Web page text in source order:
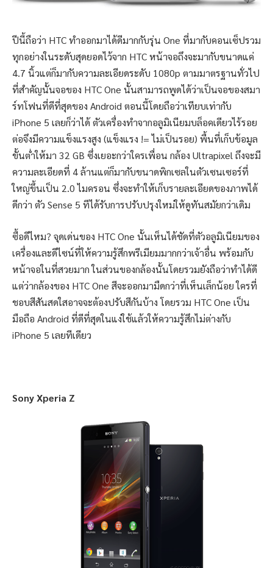
ปีนี้ถือว่า HTC ทำออกมาได้ดีมากกับรุ่น One ที่มากับคอนเซ็ปรวม
ทุกอย่างในระดับสุดยอดไว้จาก HTC หน้าจอถึงจะมากับขนาดแค่
4.7 นิ้วแต่ก็มากับความละเอียดระดับ 1080p ตามมาตรฐานทั่วไป
ที่สำคัญนั้นจอของ HTC One นั้นสามารถพูดได้ว่าเป็นจอของสมา
ร์ทโฟนที่ดีที่สุดของ Android ตอนนี้โดยถือว่าเทียบเท่ากับ
iPhone 5 เลยก็ว่าได้ ตัวเครื่องทำจากอลูมิเนียมบล็อคเดียวไร้รอย
ต่อจึงมีความแข็งแรงสูง (แข็งแรง != ไม่เป็นรอย) พื้นที่เก็บข้อมูล
ขั้นต่ำให้มา 32 GB ซึ่งเยอะกว่าใครเพื่อน กล้อง Ultrapixel ถึงจะมี
ความละเอียดที่ 4 ล้านแต่ก็มากับขนาดพิกเซลในตัวเซนเซอร์ที่
ใหญ่ขึ้นเป็น 2.0 ไมครอน ซึ่งจะทำให้เก็บรายละเอียดของภาพได้
ดีกว่า ตัว Sense 5 ทีได้รับการปรับปรุงใหม่ให้ดูทันสมัยกว่าเดิม
ซื้อดีไหม? จุดเด่นของ HTC One นั้นเห็นได้ชัดที่ตัวอลูมิเนียมของ
เครื่องและดีไซน์ที่ให้ความรู้สึกพรีเมียมมากกว่าเจ้าอื่น พร้อมกับ
หน้าจอในที่สวยมาก ในส่วนของกล้องนั้นโดยรวมยังถือว่าทำได้ดี
แต่ว่ากล้องของ HTC One สีจะออกมามืดกว่าที่เห็นเล็กน้อย ใครที่
ชอบสีสันสดใสอาจจะต้องปรับสีกันบ้าง โดยรวม HTC One เป็น
มือถือ Android ที่ดีที่สุดในแง่ใช้แล้วให้ความรู้สึกไม่ต่างกับ
iPhone 5 เลยทีเดียว
Sony Xperia Z